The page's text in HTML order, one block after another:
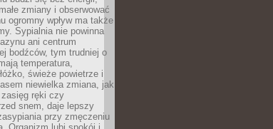
zmiany i obserwować
ogromny wpływ ma także
Sypialnia nie powinna
ani centrum
bodźców, tym trudniej o
temperatura,
świeże powietrze i
niewielka zmiana, jak
zasięg ręki czy
snem, daje lepszy
przy zmęczeniu